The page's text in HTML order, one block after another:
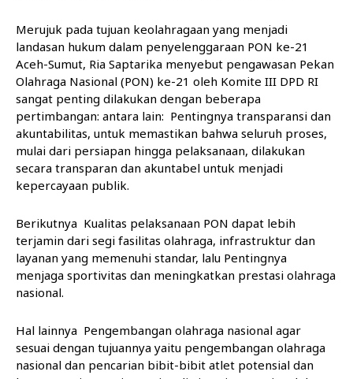
Merujuk pada tujuan keolahragaan yang menjadi
landasan hukum dalam penyelenggaraan PON ke-21
Aceh-Sumut, Ria Saptarika menyebut pengawasan Pekan
Olahraga Nasional (PON) ke-21 oleh Komite III DPD RI
sangat penting dilakukan dengan beberapa
pertimbangan: antara lain: Pentingnya transparansi dan
akuntabilitas, untuk memastikan bahwa seluruh proses,
mulai dari persiapan hingga pelaksanaan, dilakukan
secara transparan dan akuntabel untuk menjadi
kepercayaan publik.
Berikutnya Kualitas pelaksanaan PON dapat lebih
terjamin dari segi fasilitas olahraga, infrastruktur dan
layanan yang memenuhi standar, lalu Pentingnya
menjaga sportivitas dan meningkatkan prestasi olahraga
nasional.
Hal lainnya Pengembangan olahraga nasional agar
sesuai dengan tujuannya yaitu pengembangan olahraga
nasional dan pencarian bibit-bibit atlet potensial dan